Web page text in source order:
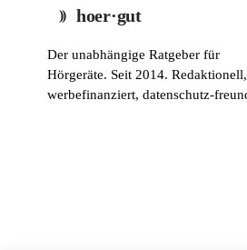
hoer·gut
Der unabhängige Ratgeber für
Hörgeräte. Seit 2014. Redaktionell,
werbefinanziert, datenschutz-